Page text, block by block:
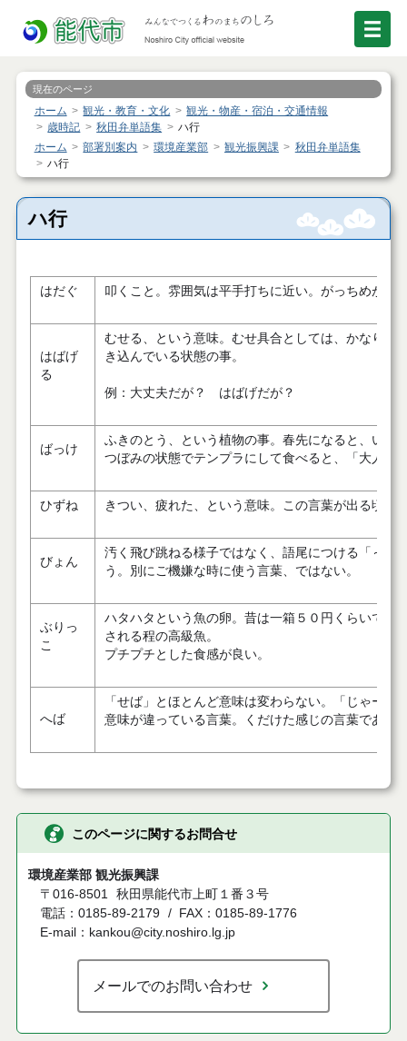
現在のページ
ホーム 観光・教育・文化
観光・物産・宿泊・交通情報
歳時記
秋田弁単語集
ハ行
ホーム
部署別案内 環境産業部 観光振興課
秋田弁単語集
ハ行
ハ行
はだぐ 叩くこと。雰囲気は平手打ちに近い。がっちめがす
はばげ
る
むせる、という意味。むせ具合としては、かなり気
き込んでいる状態の事。
例：大丈夫だが？ はばげだが？
ばっけ
ふきのとう、という植物の事。春先になると、いた
つぼみの状態でテンプラにして食べると、「大人の
ひずね きつい、疲れた、という意味。この言葉が出る頃に
びょん
汚く飛び跳ねる様子ではなく、語尾につける「～だ
う。別にご機嫌な時に使う言葉、ではない。
ぶりっ
こ
ハタハタという魚の卵。昔は一箱５０円くらいで売
される程の高級魚。
プチプチとした食感が良い。
へば
「せば」とほとんど意味は変わらない。「じゃーね
意味が違っている言葉。くだけた感じの言葉である
このページに関するお問合せ
環境産業部 観光振興課
〒016-8501 秋田県能代市上町１番３号
電話：0185-89-2179
FAX：0185-89-1776
E-mail：kankou@city.noshiro.lg.jp
メールでのお問い合わせ